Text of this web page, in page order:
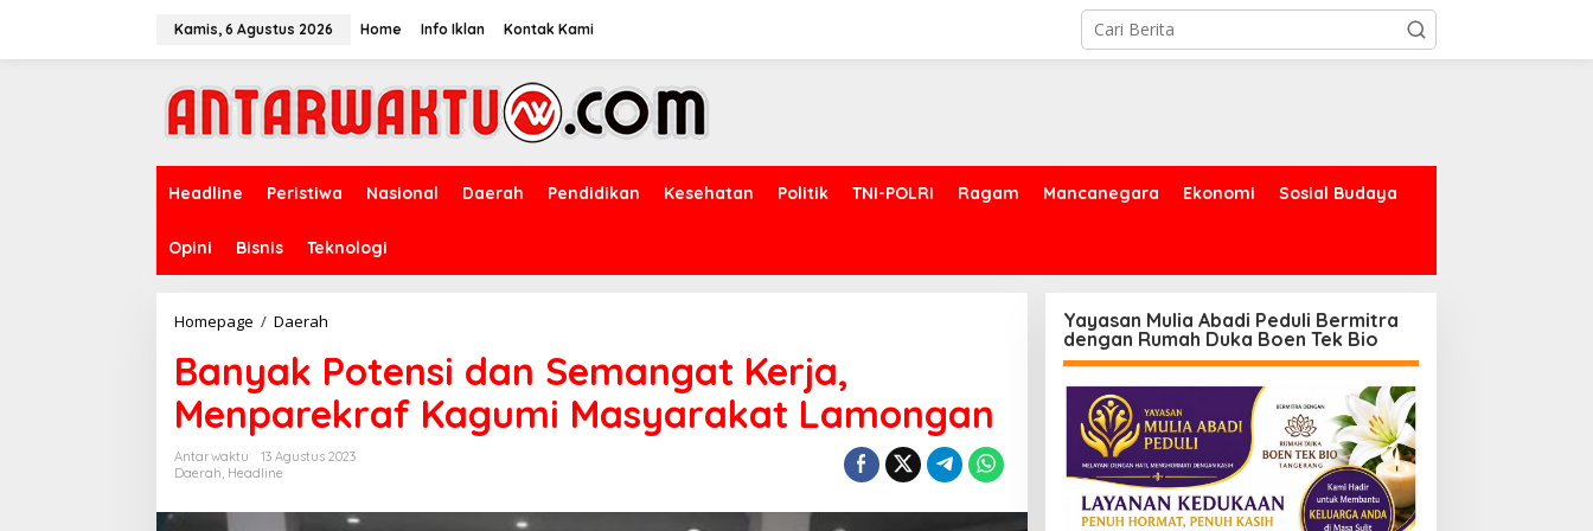
Kamis, 6 Agustus 2026 Home Info Iklan Kontak Kami
Headline Peristiwa Nasional Daerah Pendidikan Kesehatan Politik TNI-POLRI Ragam Mancanegara Ekonomi Sosial Budaya
Opini Bisnis Teknologi
Homepage / Daerah
dan
Semangat
Kerja,
Menparekraf
Kagumi
Banyak Potensi dan Semangat Kerja,
Menparekraf Kagumi Masyarakat Lamongan
Antarwaktu
13 Agustus 2023
Daerah, Headline
Yayasan Mulia Abadi Peduli Bermitra
dengan Rumah Duka Boen Tek Bio